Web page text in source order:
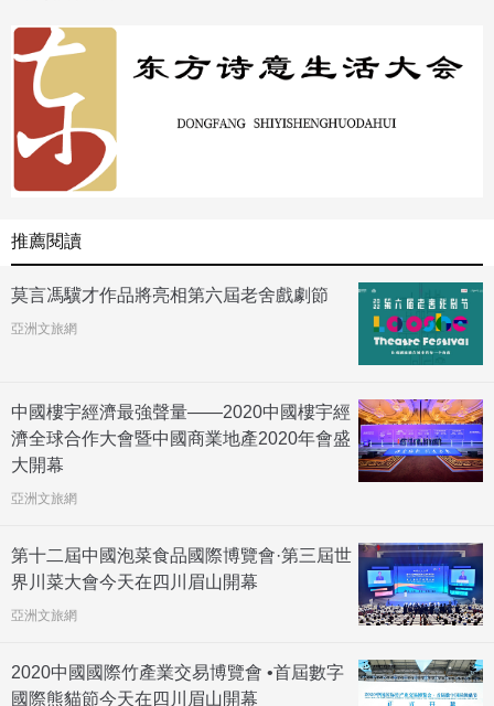
推薦閱讀
莫言馮驥才作品將亮相第六屆老舍戲劇節
亞洲文旅網
中國樓宇經濟最強聲量——2020中國樓宇經
濟全球合作大會暨中國商業地產2020年會盛
大開幕
亞洲文旅網
第十二屆中國泡菜食品國際博覽會·第三屆世
界川菜大會今天在四川眉山開幕
亞洲文旅網
2020中國國際竹產業交易博覽會 •首屆數字
國際熊貓節今天在四川眉山開幕